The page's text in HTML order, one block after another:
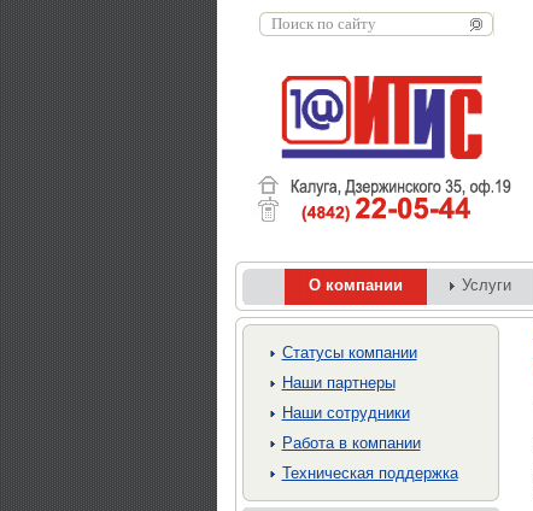
О компании Услуги
Cтатусы компании
Наши партнеры
Наши сотрудники
Работа в компании
Техническая поддержка